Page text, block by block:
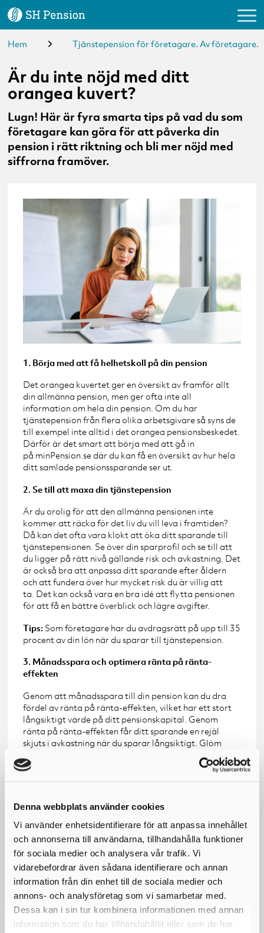
Denna webbplats använder cookies
Vi använder enhetsidentifierare för att anpassa innehållet
och annonserna till användarna, tillhandahålla funktioner
för sociala medier och analysera vår trafik. Vi
vidarebefordrar även sådana identifierare och annan
information från din enhet till de sociala medier och
annons- och analysföretag som vi samarbetar med.
Dessa kan i sin tur kombinera informationen med annan
information som du har tillhandahållit eller som de har
Vårt erbjudande
Kundservice
Om oss
Förmedlare
Hem Tjänstepension för företagare. Av företagare.
Är du inte nöjd med ditt
orangea kuvert?
Lugn! Här är fyra smarta tips på vad du som
företagare kan göra för att påverka din
pension i rätt riktning och bli mer nöjd med
siffrorna framöver.
1. Börja med att få helhetskoll på din pension
Det orangea kuvertet ger en översikt av framför allt
din allmänna pension, men ger ofta inte all
information om hela din pension. Om du har
tjänstepension från flera olika arbetsgivare så syns de
till exempel inte alltid i det orangea pensionsbeskedet.
Därför är det smart att börja med att gå in
på minPension.se där du kan få en översikt av hur hela
ditt samlade pensionssparande ser ut.
2. Se till att maxa din tjänstepension
Är du orolig för att den allmänna pensionen inte
kommer att räcka för det liv du vill leva i framtiden?
Då kan det ofta vara klokt att öka ditt sparande till
tjänstepensionen. Se över din sparprofil och se till att
du ligger på rätt nivå gällande risk och avkastning. Det
är också bra att anpassa ditt sparande efter åldern
och att fundera över hur mycket risk du är villig att
ta. Det kan också vara en bra idé att flytta pensionen
för att få en bättre överblick och lägre avgifter.
Tips: Som företagare har du avdragsrätt på upp till 35
procent av din lön när du sparar till tjänstepension.
3. Månadsspara och optimera ränta på ränta-
effekten
Genom att månadsspara till din pension kan du dra
fördel av ränta på ränta-effekten, vilket har ett stort
långsiktigt värde på ditt pensionskapital. Genom
ränta på ränta-effekten får ditt sparande en rejäl
skjuts i avkastning när du sparar långsiktigt. Glöm
därför inte att justera ditt pensionssparande och höja
det i takt med att du tar ut mer i lön eller får en ökad
För att få hjälp att maxa pensionen som företagare
kan du också
boka en kostnadsfri
pensionsrådgivninghos en av våra erfarna rådgivare.
De kan hjälpa dig att få koll på din pension – och
påverka den i rätt riktning.